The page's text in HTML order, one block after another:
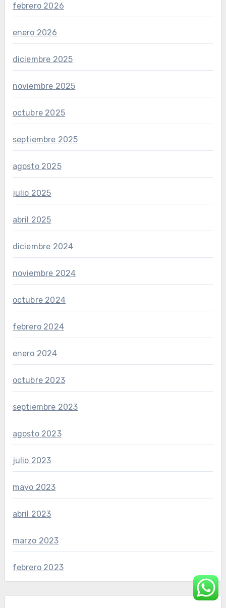
febrero 2026
enero 2026
diciembre 2025
noviembre 2025
octubre 2025
septiembre 2025
agosto 2025
julio 2025
abril 2025
diciembre 2024
noviembre 2024
octubre 2024
febrero 2024
enero 2024
octubre 2023
septiembre 2023
agosto 2023
julio 2023
mayo 2023
abril 2023
marzo 2023
febrero 2023